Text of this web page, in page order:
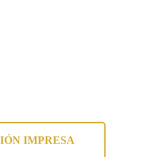
IMPRESA